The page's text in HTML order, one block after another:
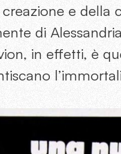
e della
di
in effetti, è